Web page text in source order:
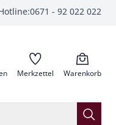
0671 - 92 022 022
anrufen
Merkzettel Warenkorb